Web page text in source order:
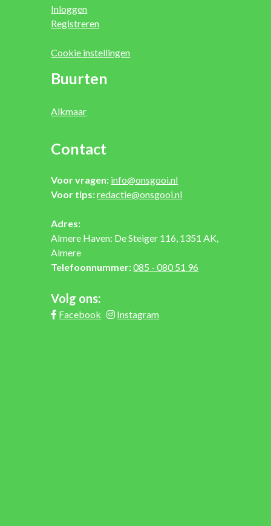
Inloggen
Registreren
Cookie instellingen
Buurten
Alkmaar
Contact
Voor vragen: info@onsgooi.nl
Voor tips:redactie@onsgooi.nl
Adres:
Almere Haven: De Steiger 116, 1351 AK,
Almere
Telefoonnummer:085 - 080 51 96
Volg ons:
Facebook Instagram